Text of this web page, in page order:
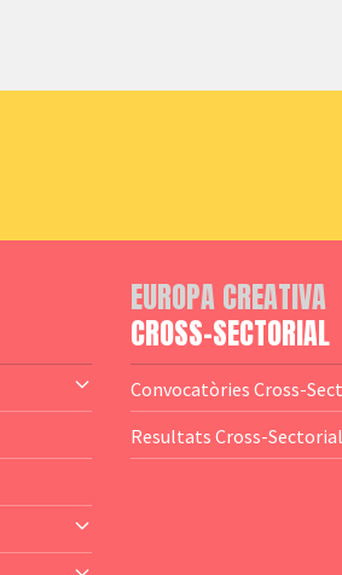
EUROPA CREATIVA
CROSS-SECTORIAL
Convocatòries Cross-
Resultats Cross-Sectorial